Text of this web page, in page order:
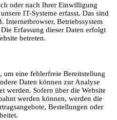
oder nach Ihrer Einwilligung
IT-Systeme erfasst. Das sind
Internetbrowser, Betriebssystem
Erfassung dieser Daten erfolgt
betreten.
um eine fehlerfreie Bereitstellung
Daten können zur Analyse
werden. Sofern über die Website
werden können, werden die
Bestellungen oder